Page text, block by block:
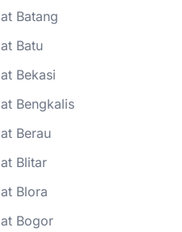
Batang
Batu
Bekasi
Bengkalis
Berau
Blitar
Blora
Bogor